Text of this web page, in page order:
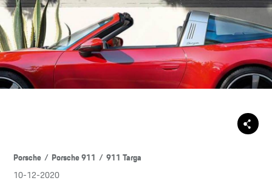
Porsche Porsche 911
911 Targa
10-12-2020